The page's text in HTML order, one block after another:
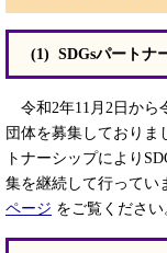
(1) SDGsパートナ
令和2年11月2日から
団体を募集しておりま
トナーシップにより
集を継続して行ってい
ページ をご覧ください